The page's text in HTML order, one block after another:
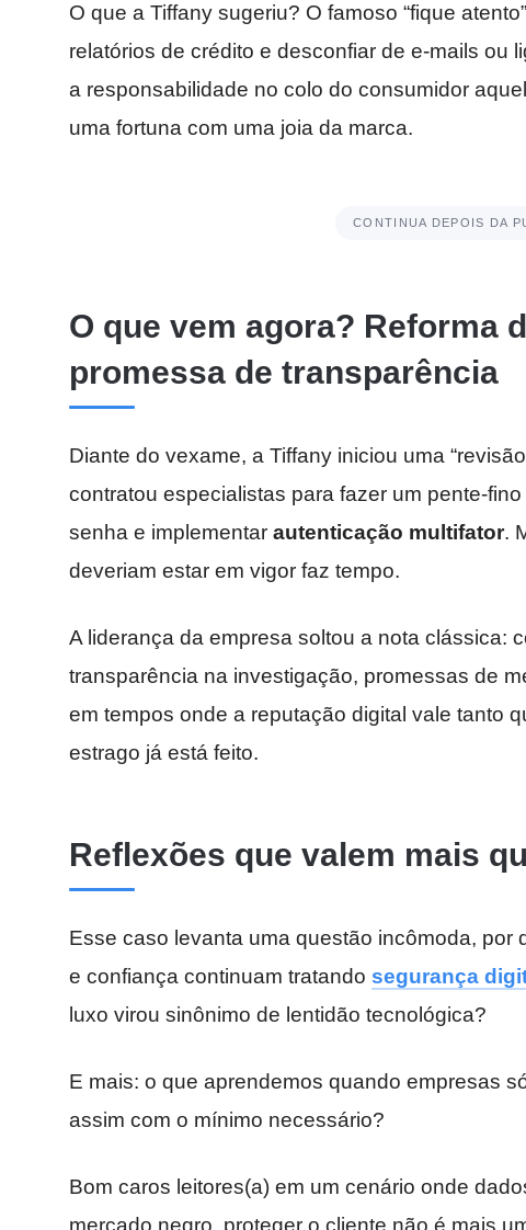
O que a Tiffany sugeriu? O famoso “fique
relatórios de crédito e desconfiar de e-mails ou
a responsabilidade no colo do consumidor
uma fortuna com uma joia da marca.
CONTINUA DEPOIS DA
O que vem agora? Reforma
promessa de transparência
Diante do vexame, a Tiffany iniciou uma
contratou especialistas para fazer um pente-
senha e implementar autenticação multifator.
deveriam estar em vigor faz tempo.
A liderança da empresa soltou a nota clássica:
transparência na investigação, promessas de
em tempos onde a reputação digital vale tanto
estrago já está feito.
Reflexões que valem mais
Esse caso levanta uma questão incômoda,
e confiança continuam tratando segurança
luxo virou sinônimo de lentidão tecnológica?
E mais: o que aprendemos quando empresas
assim com o mínimo necessário?
Bom caros leitores(a) em um cenário onde
mercado negro, proteger o cliente não é mais